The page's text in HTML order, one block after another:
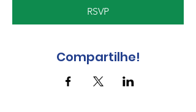
RSVP
Compartilhe!